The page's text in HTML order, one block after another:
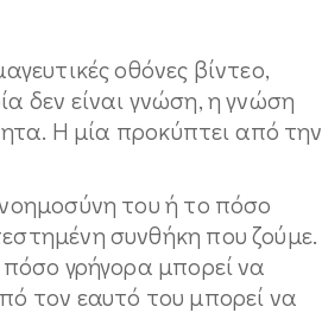
οθόνες βίντεο,
δεν είναι γνώση, η γνώση
Η μία προκύπτει από την
του ή το πόσο
συνθήκη που ζούμε.
γρήγορα μπορεί να
τον εαυτό του μπορεί να